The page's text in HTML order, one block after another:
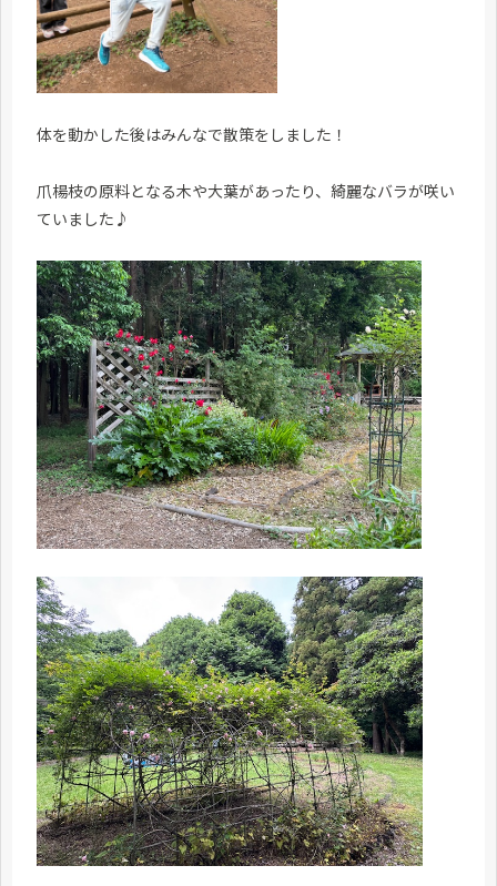
体を動かした後はみんなで散策をしました！
爪楊枝の原料となる木や大葉があったり、綺麗なバラが咲い
ていました♪